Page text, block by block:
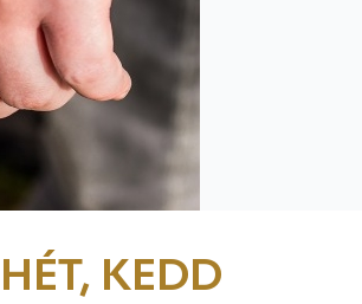
KEDD